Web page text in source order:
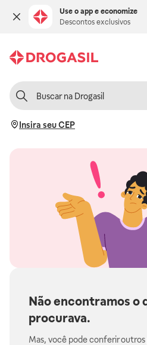
Use o app e economize
Descontos exclusivos
Insira seu CEP
Não encontramos o
procurava.
Mas, você pode conferir